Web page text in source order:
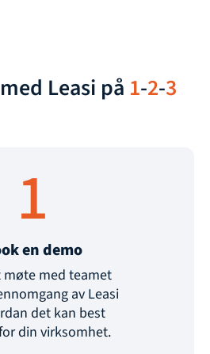
Leasi på 1-2-3
1
en demo
møte med teamet
av Leasi
det kan best
din virksomhet.